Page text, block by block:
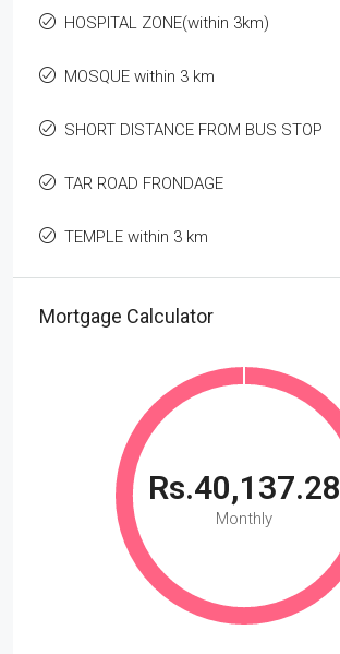
HOSPITAL ZONE(within 3km)
MOSQUE within 3 km
SHORT DISTANCE FROM BUS STOP
TAR ROAD FRONDAGE
TEMPLE within 3 km
Mortgage Calculator
Rs.40,137.28
Monthly